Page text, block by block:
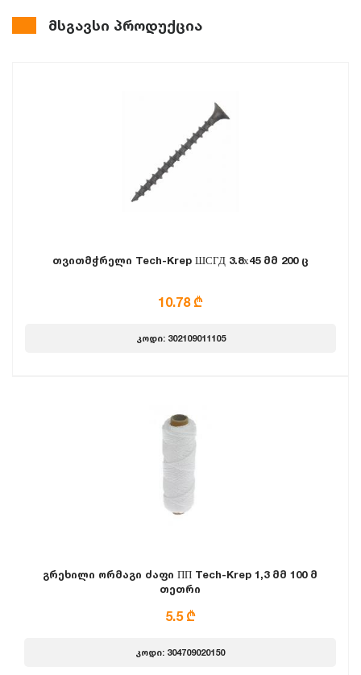
მსგავსი პროდუქცია
თვითმჭრელი Tech-Krep ШСГД 3.8х45 მმ 200 ც
10.78 ₾
კოდი: 302109011105
გრეხილი ორმაგი ძაფი ПП Tech-Krep 1,3 მმ 100 მ
თეთრი
5.5 ₾
კოდი: 304709020150